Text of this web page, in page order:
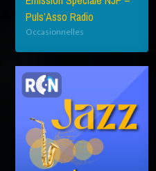
Puls’Asso Radio
Occasionnelles